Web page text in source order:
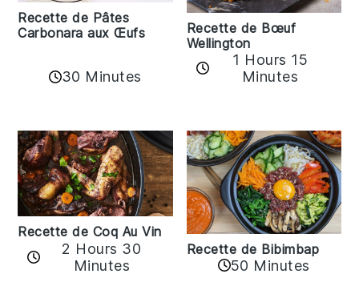
Recette de Pâtes
Carbonara aux Œufs
30 Minutes
Recette de Bœuf
Wellington
1 Hours 15
Minutes
Recette de Coq Au Vin
2 Hours 30
Minutes
Recette de Bibimbap
50 Minutes